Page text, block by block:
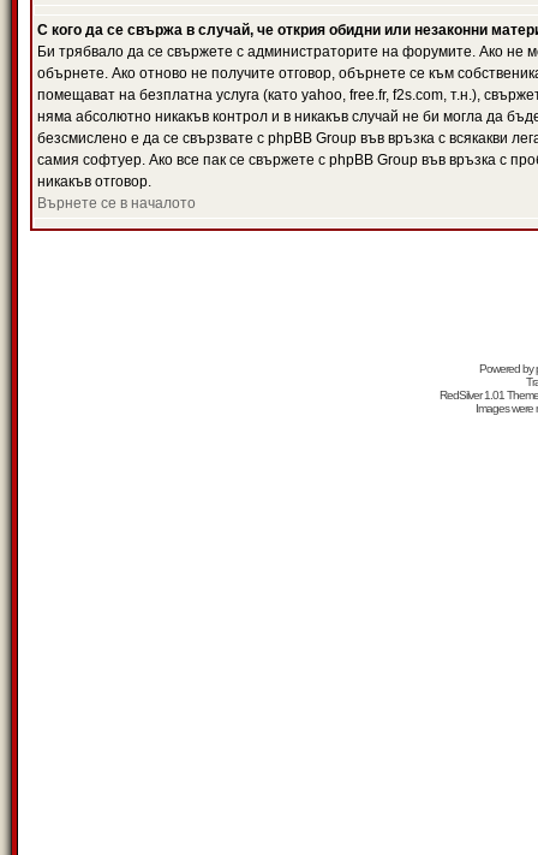
С кого да се свържа в случай, че открия обидни или незаконни
Би трябвало да се свържете с администраторите на форумите. Ако не
обърнете. Ако отново не получите отговор, обърнете се към
помещават на безплатна услуга (като yahoo, free.fr, f2s.com, т.н.),
няма абсолютно никакъв контрол и в никакъв случай не би могла да
безсмислено е да се свързвате с phpBB Group във връзка с всякакви
самия софтуер. Ако все пак се свържете с phpBB Group във връзка с
никакъв отговор.
Върнете се в началото
Powered by
RedSilver 1.01
Images were